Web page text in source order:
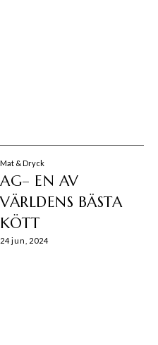
Mat & Dryck
AG– EN AV
VÄRLDENS BÄSTA
KÖTT­
24 jun, 2024